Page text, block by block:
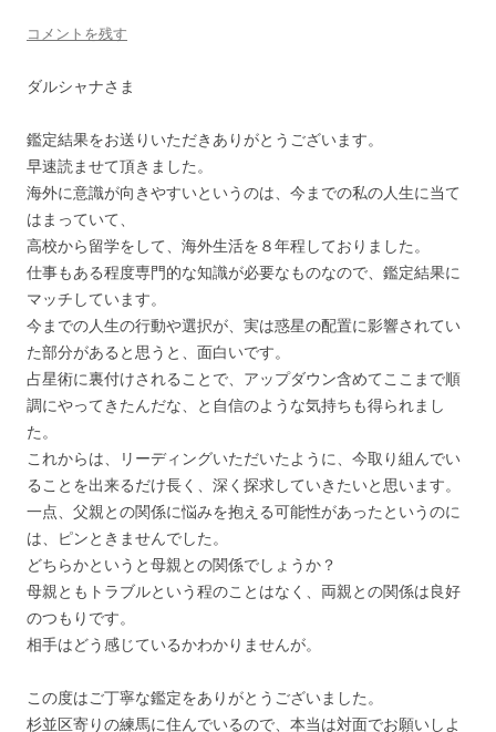
コメントを残す
ダルシャナさま
鑑定結果をお送りいただきありがとうございます。
早速読ませて頂きました。
海外に意識が向きやすいというのは、今までの私の人生に当て
はまっていて、
高校から留学をして、海外生活を８年程しておりました。
仕事もある程度専門的な知識が必要なものなので、鑑定結果に
マッチしています。
今までの人生の行動や選択が、実は惑星の配置に影響されてい
た部分があると思うと、面白いです。
占星術に裏付けされることで、アップダウン含めてここまで順
調にやってきたんだな、と自信のような気持ちも得られまし
た。
これからは、リーディングいただいたように、今取り組んでい
ることを出来るだけ長く、深く探求していきたいと思います。
一点、父親との関係に悩みを抱える可能性があったというのに
は、ピンときませんでした。
どちらかというと母親との関係でしょうか？
母親ともトラブルという程のことはなく、両親との関係は良好
のつもりです。
相手はどう感じているかわかりませんが。
この度はご丁寧な鑑定をありがとうございました。
杉並区寄りの練馬に住んでいるので、本当は対面でお願いしよ